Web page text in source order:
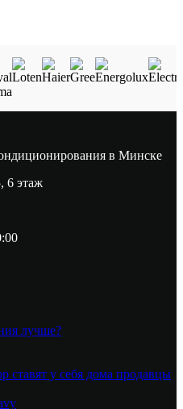
в Минске
6 этаж
лучше?
ставят у себя дома продавцы